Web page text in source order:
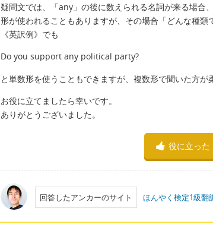
疑問文では、「any」の後に数えられる名詞が来る場合
形が使われることもありますが、その場合「どんな種類
《英訳例》でも
Do you support any political party?
と単数形を使うこともできますが、複数形で聞いた方が
お役に立てましたら幸いです。
ありがとうございました。
役に立った
回答したアンカーのサイト ほんやく検定1級翻